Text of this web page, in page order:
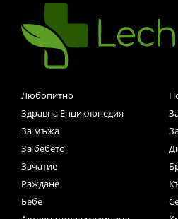
Любопитно
Здравна Енциклопедия
За мъжа
За бебето
Зачатие
Раждане
Бебе